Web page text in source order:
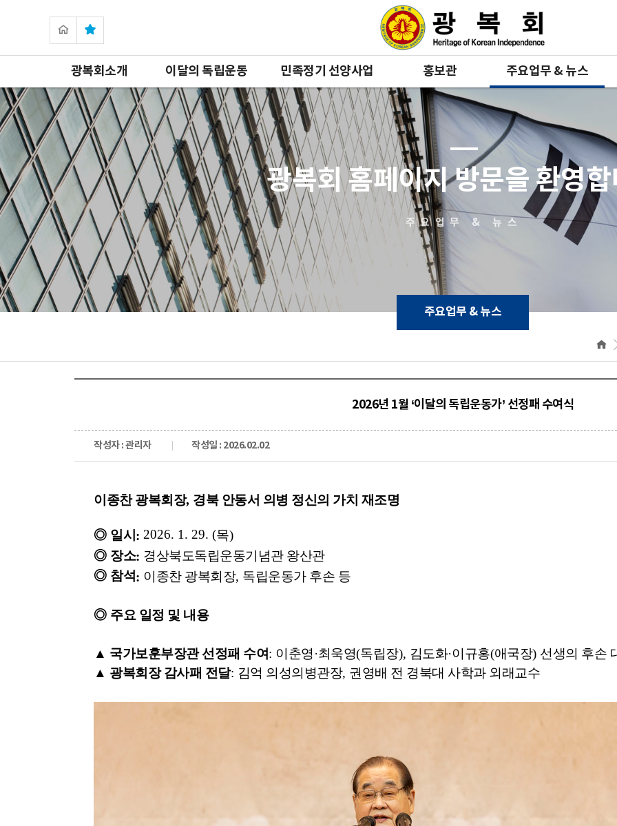
광복회소개 이달의 독립운동 민족정기 선양사업 홍보관 주요업무 & 뉴스
광복회 홈페이지 방문을 환영
주요업무 & 뉴스
주요업무 & 뉴스
2026년 1월 ‘이달의 독립운동가’ 선정패 수여식
작성자 : 관리자 작성일 : 2026.02.02
이종찬 광복회장, 경북 안동서 의병 정신의 가치 재조명
◎ 일시 : 2026. 1. 29. (목)
◎ 장소: 경상북도독립운동기념관 왕산관
◎ 참석: 이종찬 광복회장, 독립운동가 후손 등
◎ 주요 일정 및 내용
▲ 국가보훈부장관 선정패 수여: 이춘영·최욱영(독립장), 김도화·이규홍(애국장) 선생의 후손
▲ 광복회장 감사패 전달: 김억 의성의병관장, 권영배 전 경북대 사학과 외래교수